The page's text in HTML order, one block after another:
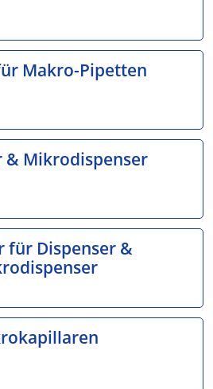
Makro-Pipetten
& Mikrodispenser
für Dispenser &